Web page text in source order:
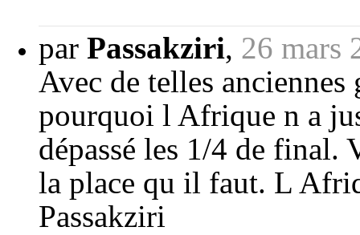
par Passakziri, 26 mars
Avec de telles
pourquoi l Afrique n a
dépassé les 1/4 de final.
la place qu il faut. L
Passakziri